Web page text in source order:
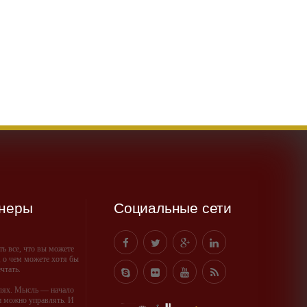
все, что вы можете
о чем можете хотя бы
Мысль — начало
управлять. И
Социальные сети